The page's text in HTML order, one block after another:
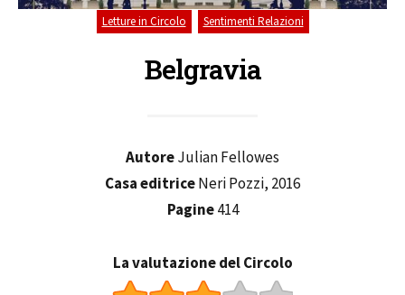
Letture in Circolo Sentimenti Relazioni
Belgravia
AutoreJulian Fellowes
Casa editriceNeri Pozzi, 2016
Pagine414
La valutazione del Circolo